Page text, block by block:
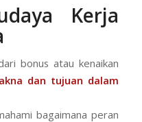
Kerja
bonus atau kenaikan
dan tujuan dalam
bagaimana peran